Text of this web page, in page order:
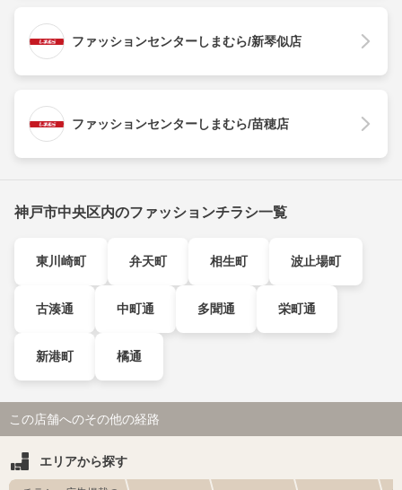
ファッションセンターしまむら/新琴似店
ファッションセンターしまむら/苗穂店
神戸市中央区内のファッションチラシ一覧
東川崎町 弁天町 相生町 波止場町
古湊通 中町通 多聞通 栄町通
新港町 橘通
この店舗へのその他の経路
エリアから探す